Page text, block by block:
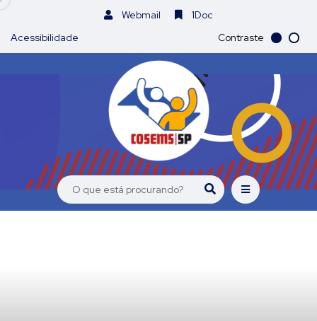
Webmail
1Doc
Acessibilidade
Contraste